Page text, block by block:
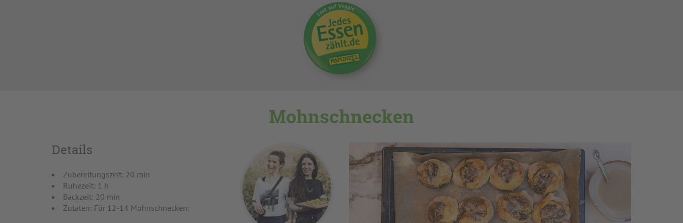
Mohnschnecken
Details
Zubereitungszeit: 20 min
Ruhezeit: 1 h
Backzeit: 20 min
Zutaten: Für 12-14 Mohnschnecken: